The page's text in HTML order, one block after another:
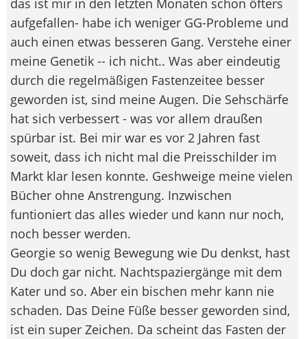
das ist mir in den letzten Monaten schon öfters
aufgefallen- habe ich weniger GG-Probleme und
auch einen etwas besseren Gang. Verstehe einer
meine Genetik -- ich nicht.. Was aber eindeutig
durch die regelmäßigen Fastenzeitee besser
geworden ist, sind meine Augen. Die Sehschärfe
hat sich verbessert - was vor allem draußen
spürbar ist. Bei mir war es vor 2 Jahren fast
soweit, dass ich nicht mal die Preisschilder im
Markt klar lesen konnte. Geshweige meine vielen
Bücher ohne Anstrengung. Inzwischen
funtioniert das alles wieder und kann nur noch,
noch besser werden.
Georgie so wenig Bewegung wie Du denkst, hast
Du doch gar nicht. Nachtspaziergänge mit dem
Kater und so. Aber ein bischen mehr kann nie
schaden. Das Deine Füße besser geworden sind,
ist ein super Zeichen. Da scheint das Fasten der